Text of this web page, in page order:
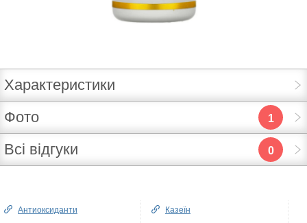
Характеристики
Фото
1
Всі відгуки 0
Антиоксиданти Казеїн